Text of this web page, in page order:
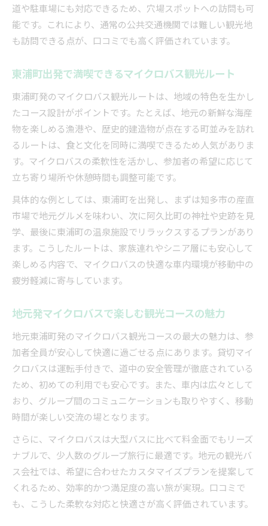
道や駐車場にも対応できるため、穴場スポットへの訪問も可
能です。これにより、通常の公共交通機関では難しい観光地
も訪問できる点が、口コミでも高く評価されています。
東浦町出発で満喫できるマイクロバス観光ルート
東浦町発のマイクロバス観光ルートは、地域の特色を生かし
たコース設計がポイントです。たとえば、地元の新鮮な海産
物を楽しめる漁港や、歴史的建造物が点在する町並みを訪れ
るルートは、食と文化を同時に満喫できるため人気がありま
す。マイクロバスの柔軟性を活かし、参加者の希望に応じて
立ち寄り場所や休憩時間も調整可能です。
具体的な例としては、東浦町を出発し、まずは知多市の産直
市場で地元グルメを味わい、次に阿久比町の神社や史跡を見
学、最後に東浦町の温泉施設でリラックスするプランがあり
ます。こうしたルートは、家族連れやシニア層にも安心して
楽しめる内容で、マイクロバスの快適な車内環境が移動中の
疲労軽減に寄与しています。
地元発マイクロバスで楽しむ観光コースの魅力
地元東浦町発のマイクロバス観光コースの最大の魅力は、参
加者全員が安心して快適に過ごせる点にあります。貸切マイ
クロバスは運転手付きで、道中の安全管理が徹底されている
ため、初めての利用でも安心です。また、車内は広々として
おり、グループ間のコミュニケーションも取りやすく、移動
時間が楽しい交流の場となります。
さらに、マイクロバスは大型バスに比べて料金面でもリーズ
ナブルで、少人数のグループ旅行に最適です。地元の観光バ
ス会社では、希望に合わせたカスタマイズプランを提案して
くれるため、効率的かつ満足度の高い旅が実現。口コミで
も、こうした柔軟な対応と快適さが高く評価されています。